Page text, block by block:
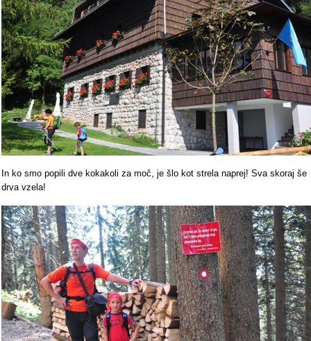
In ko smo popili dve kokakoli za moč, je šlo kot strela naprej! Sva skoraj še
drva vzela!